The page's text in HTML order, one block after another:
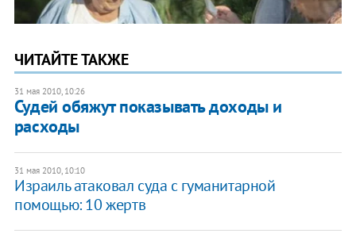
ЧИТАЙТЕ ТАКЖЕ
31 мая 2010, 10:26
Судей обяжут показывать доходы и
расходы
31 мая 2010, 10:10
Израиль атаковал суда с гуманитарной
помощью: 10 жертв